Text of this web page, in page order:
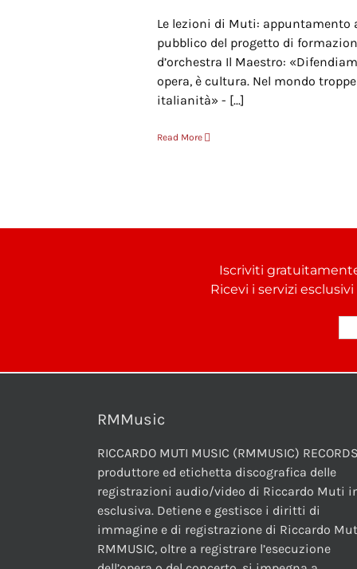
Le lezioni di Muti: appuntamento
pubblico del progetto di
d’orchestra Il Maestro:
opera, è cultura. Nel mondo
italianità» - [...]
Read More
Iscriviti
Ricevi i servizi
RMMusic
RICCARDO MUTI MUSIC (RMMUSIC)
produttore ed etichetta discografica delle
registrazioni audio/video di Riccardo Muti
esclusiva. Detiene e gestisce i diritti di
immagine e di registrazione di Riccardo
RMMUSIC, oltre a registrare l’esecuzione